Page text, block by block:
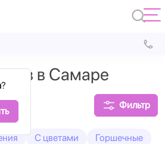
?
в Самаре
Фильтр
С цветами
Горшечные